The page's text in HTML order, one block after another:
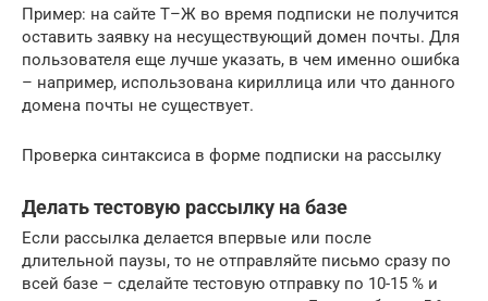
Пример: на сайте Т–Ж во время подписки не получится
оставить заявку на несуществующий домен почты. Для
пользователя еще лучше указать, в чем именно ошибка
– например, использована кириллица или что данного
домена почты не существует.
Проверка синтаксиса в форме подписки на рассылку
Делать тестовую рассылку на базе
Если рассылка делается впервые или после
длительной паузы, то не отправляйте письмо сразу по
всей базе – сделайте тестовую отправку по 10-15 % и